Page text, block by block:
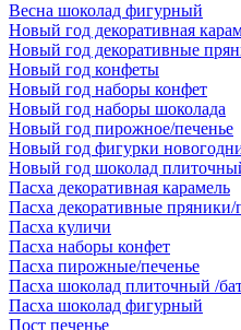
Весна шоколад фигурный
Новый год декоративная
Новый год декоративные
Новый год конфеты
Новый год наборы конфет
Новый год наборы шоколада
Новый год пирожное/печенье
Новый год фигурки
Новый год шоколад
Пасха декоративная карамель
Пасха декоративные пряники/
Пасха куличи
Пасха наборы конфет
Пасха пирожные/печенье
Пасха шоколад плиточный /
Пасха шоколад фигурный
Пост печенье